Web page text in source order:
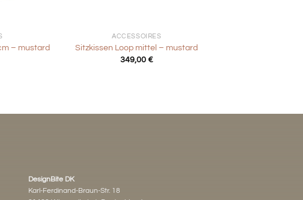
– mustard
ACCESSOIRES
Sitzkissen Loop mittel – mustard
349,00 €
DesignBite DK
Karl-Ferdinand-Braun-Str. 18